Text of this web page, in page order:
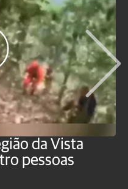
da Vista
pessoas